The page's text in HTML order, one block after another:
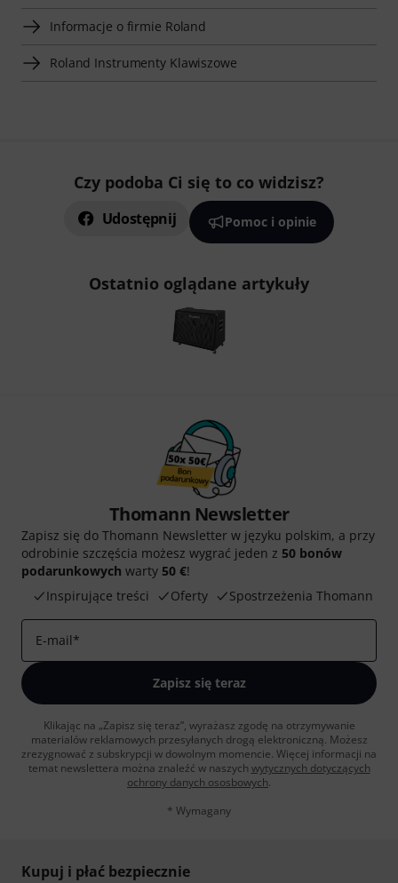
Informacje o firmie Roland
Roland Instrumenty Klawiszowe
Czy podoba Ci się to co widzisz?
Udostępnij Pomoc i opinie
Ostatnio oglądane artykuły
Thomann Newsletter
Zapisz się do Thomann Newsletter w języku polskim, a przy
odrobinie szczęścia możesz wygrać jeden z 50 bonów
podarunkowych warty 50 €!
Inspirujące treści
Oferty Spostrzeżenia Thomann
E-mail*
Zapisz się teraz
Klikając na „Zapisz się teraz”, wyrażasz zgodę na otrzymywanie
materialów reklamowych przesyłanych drogą elektroniczną. Możesz
zrezygnować z subskrypcji w dowolnym momencie. Więcej informacji na
temat newslettera można znaleźć w naszych wytycznych dotyczących
ochrony danych ososbowych.
* Wymagany
Kupuj i płać bezpiecznie